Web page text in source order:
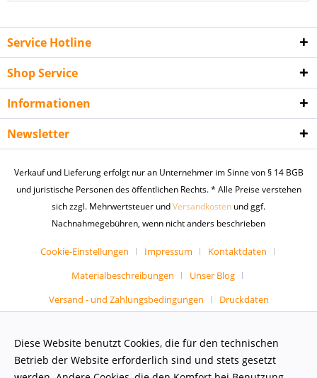
Service Hotline
Shop Service
Informationen
Newsletter
Verkauf und Lieferung erfolgt nur an Unternehmer im Sinne von § 14 BGB
und juristische Personen des öffentlichen Rechts. * Alle Preise verstehen
sich zzgl. Mehrwertsteuer undVersandkosten und ggf.
Nachnahmegebühren, wenn nicht anders beschrieben
Cookie-Einstellungen Impressum
Kontaktdaten
Materialbeschreibungen
Unser Blog
Versand - und Zahlungsbedingungen
Druckdaten
Diese Website benutzt Cookies, die für den technischen
Betrieb der Website erforderlich sind und stets gesetzt